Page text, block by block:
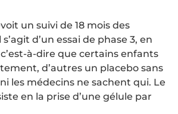
un suivi de 18 mois des
d’un essai de phase 3, en
à-dire que certains enfants
d’autres un placebo sans
les médecins ne sachent qui. Le
en la prise d’une gélule par